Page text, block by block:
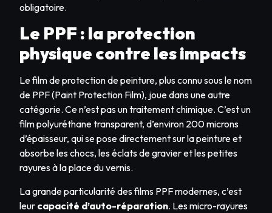
obligatoire.
Le PPF : la protection
physique contre les impacts
Le film de protection de peinture, plus connu sous le nom
de PPF (Paint Protection Film), joue dans une autre
catégorie. Ce n’est pas un traitement chimique. C’est un
film polyuréthane transparent, d’environ 200 microns
d’épaisseur, qui se pose directement sur la peinture et
absorbe les chocs, les éclats de gravier et les petites
rayures à la place du vernis.
La grande particularité des films PPF modernes, c’est
leur capacité d’auto-réparation. Les micro-rayures